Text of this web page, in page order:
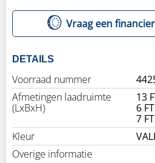
Vraag een
DETAILS
Voorraad nummer
Afmetingen laadruimte
(LxBxH)
13
6
7
Kleur
Overige informatie